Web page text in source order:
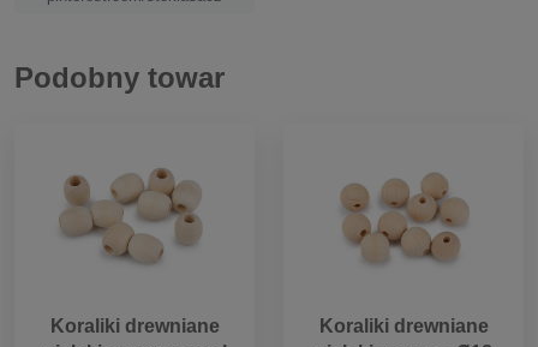
Podobny towar
Koraliki drewniane
Koraliki drewniane